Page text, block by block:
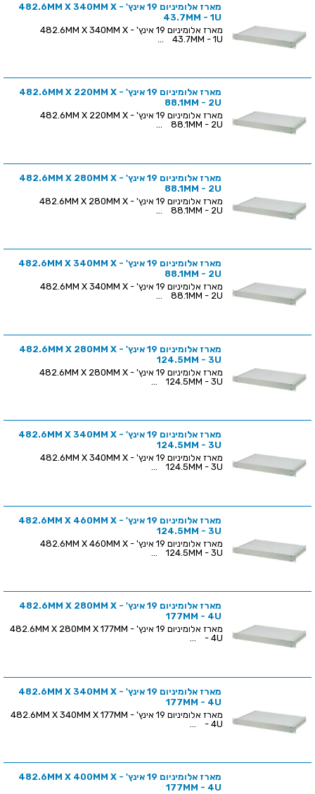
מארז אלומיניום 19 אינץ' - 482.6MM X 340MM X
43.7MM - 1U
מארז אלומיניום 19 אינץ' - 482.6MM X 340MM X
43.7MM - 1U ...
מארז אלומיניום 19 אינץ' - 482.6MM X 220MM X
88.1MM - 2U
מארז אלומיניום 19 אינץ' - 482.6MM X 220MM X
88.1MM - 2U ...
מארז אלומיניום 19 אינץ' - 482.6MM X 280MM X
88.1MM - 2U
מארז אלומיניום 19 אינץ' - 482.6MM X 280MM X
88.1MM - 2U ...
מארז אלומיניום 19 אינץ' - 482.6MM X 340MM X
88.1MM - 2U
מארז אלומיניום 19 אינץ' - 482.6MM X 340MM X
88.1MM - 2U ...
מארז אלומיניום 19 אינץ' - 482.6MM X 280MM X
124.5MM - 3U
מארז אלומיניום 19 אינץ' - 482.6MM X 280MM X
124.5MM - 3U ...
מארז אלומיניום 19 אינץ' - 482.6MM X 340MM X
124.5MM - 3U
מארז אלומיניום 19 אינץ' - 482.6MM X 340MM X
124.5MM - 3U ...
מארז אלומיניום 19 אינץ' - 482.6MM X 460MM X
124.5MM - 3U
מארז אלומיניום 19 אינץ' - 482.6MM X 460MM X
124.5MM - 3U ...
מארז אלומיניום 19 אינץ' - 482.6MM X 280MM X
177MM - 4U
מארז אלומיניום 19 אינץ' - 482.6MM X 280MM X 177MM
- 4U ...
מארז אלומיניום 19 אינץ' - 482.6MM X 340MM X
177MM - 4U
מארז אלומיניום 19 אינץ' - 482.6MM X 340MM X 177MM
- 4U ...
מארז אלומיניום 19 אינץ' - 482.6MM X 400MM X
177MM - 4U